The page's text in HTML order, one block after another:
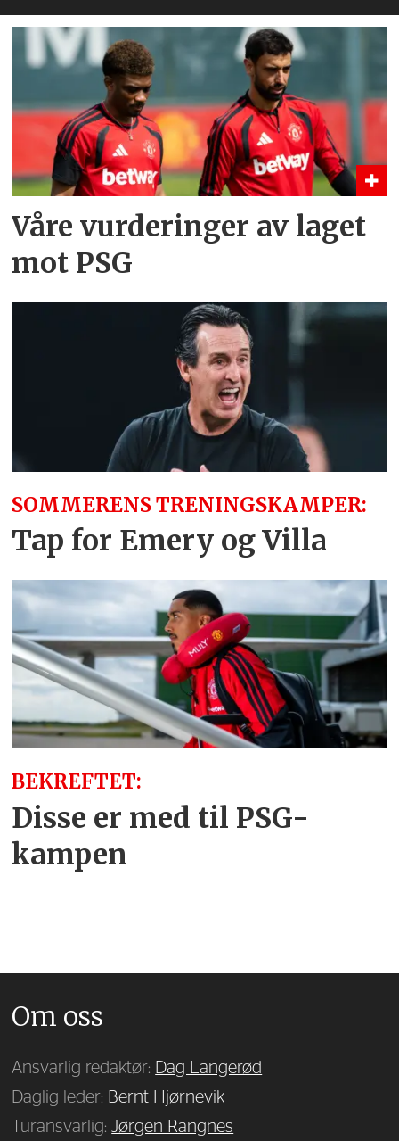
Våre vurderinger av laget
mot PSG
SOMMERENS TRENINGSKAMPER:
Tap for Emery og Villa
BEKREFTET:
Disse er med til PSG-
kampen
Om oss
Ansvarlig redaktør: Dag Langerød
Daglig leder: Bernt Hjørnevik
Turansvarlig:Jørgen Rangnes